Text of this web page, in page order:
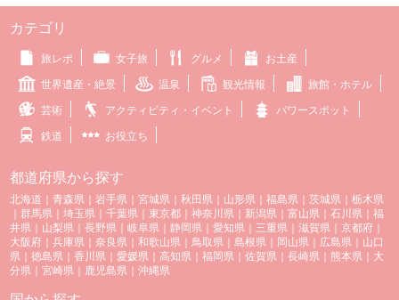
カテゴリ
旅レポ 女子旅 グルメ お土産
世界遺産・絶景 温泉 観光情報 旅館・ホテル
芸術 アクティビティ・イベント パワースポット
鉄道 お役立ち
都道府県から探す
北海道 ｜青森県 ｜ 岩手県 ｜宮城県 ｜秋田県 ｜ 山形県 ｜福島県 ｜茨城県 ｜栃木県
｜ 群馬県 ｜埼玉県 ｜千葉県 ｜ 東京都 ｜神奈川県 ｜ 新潟県 ｜富山県 ｜石川県 ｜福
井県 ｜ 山梨県 ｜長野県 ｜岐阜県 ｜静岡県 ｜愛知県 ｜ 三重県 ｜滋賀県 ｜京都府 ｜
大阪府 ｜兵庫県 ｜奈良県 ｜和歌山県 ｜ 鳥取県 ｜島根県 ｜ 岡山県 ｜ 広島県 ｜ 山口
県 ｜徳島県 ｜香川県 ｜愛媛県 ｜高知県 ｜福岡県 ｜佐賀県 ｜長崎県 ｜ 熊本県 ｜ 大
分県 ｜宮崎県 ｜ 鹿児島県 ｜沖縄県